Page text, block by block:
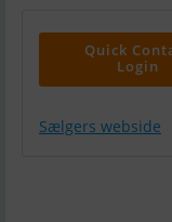
Quick
Login
Sælgers webside